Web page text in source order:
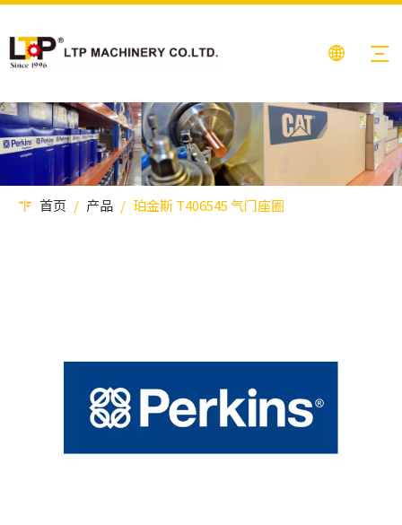
首页 / 产品 / 珀金斯 T406545 气门座圈